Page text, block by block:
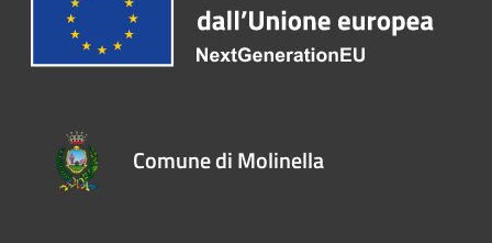
Comune di Molinella